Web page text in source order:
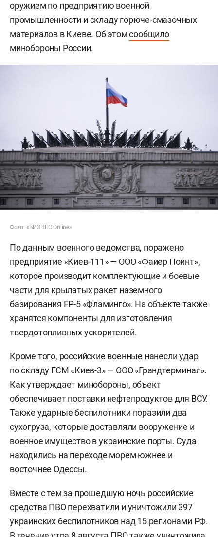
оружием по предприятию военной
промышленности и складу горюче-смазочных
материалов в Киеве. Об этомсообщило
минобороны России.
Фото: «БИЗНЕС Online»
По данным военного ведомства, поражено
предприятие «Киев-111» — ООО «Файер Пойнт»,
которое производит комплектующие и боевые
части для крылатых ракет наземного
базирования FP-5 «Фламинго». На объекте также
хранятся компоненты для изготовления
твердотопливных ускорителей.
Кроме того, российские военные нанесли удар
по складу ГСМ «Киев-3» — ООО «Грандтерминал».
Как утверждает минобороны, объект
обеспечивает поставки нефтепродуктов для ВСУ.
Также ударные беспилотники поразили два
сухогруза, которые доставляли вооружение и
военное имущество в украинские порты. Суда
находились на переходе морем южнее и
восточнее Одессы.
Вместе с тем за прошедшую ночь российские
средства ПВО перехватили и уничтожили 397
украинских беспилотников над 15 регионами РФ.